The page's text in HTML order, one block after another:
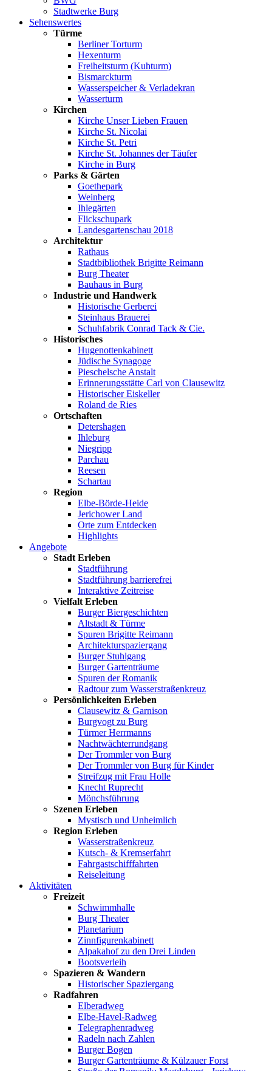
Stadtwerke Burg
Sehenswertes
Türme
Berliner Torturm
Hexenturm
Freiheitsturm (Kuhturm)
Bismarckturm
Wasserspeicher & Verladekran
Wasserturm
Kirchen
Kirche Unser Lieben Frauen
Kirche St. Nicolai
Kirche St. Petri
Kirche St. Johannes der Täufer
Kirche in Burg
Parks & Gärten
Goethepark
Weinberg
Ihlegärten
Flickschupark
Landesgartenschau 2018
Architektur
Rathaus
Stadtbibliothek Brigitte Reimann
Burg Theater
Bauhaus in Burg
Industrie und Handwerk
Historische Gerberei
Steinhaus Brauerei
Schuhfabrik Conrad Tack & Cie.
Historisches
Hugenottenkabinett
Jüdische Synagoge
Pieschelsche Anstalt
Erinnerungsstätte Carl von Clausewitz
Historischer Eiskeller
Roland de Ries
Ortschaften
Detershagen
Ihleburg
Niegripp
Parchau
Reesen
Schartau
Region
Elbe-Börde-Heide
Jerichower Land
Orte zum Entdecken
Highlights
Angebote
Stadt Erleben
Stadtführung
Stadtführung barrierefrei
Interaktive Zeitreise
Vielfalt Erleben
Burger Biergeschichten
Altstadt & Türme
Spuren Brigitte Reimann
Architekturspaziergang
Burger Stuhlgang
Burger Gartenträume
Spuren der Romanik
Radtour zum Wasserstraßenkreuz
Persönlichkeiten Erleben
Clausewitz & Garnison
Burgvogt zu Burg
Türmer Herrmanns
Nachtwächterrundgang
Der Trommler von Burg
Der Trommler von Burg für Kinder
Streifzug mit Frau Holle
Knecht Ruprecht
Mönchsführung
Szenen Erleben
Mystisch und Unheimlich
Region Erleben
Wasserstraßenkreuz
Kutsch- & Kremserfahrt
Fahrgastschifffahrten
Reiseleitung
Aktivitäten
Freizeit
Schwimmhalle
Burg Theater
Planetarium
Zinnfigurenkabinett
Alpakahof zu den Drei Linden
Bootsverleih
Spazieren & Wandern
Historischer Spaziergang
Radfahren
Elberadweg
Elbe-Havel-Radweg
Telegraphenradweg
Radeln nach Zahlen
Burger Bogen
Burger Gartenträume & Külzauer Forst